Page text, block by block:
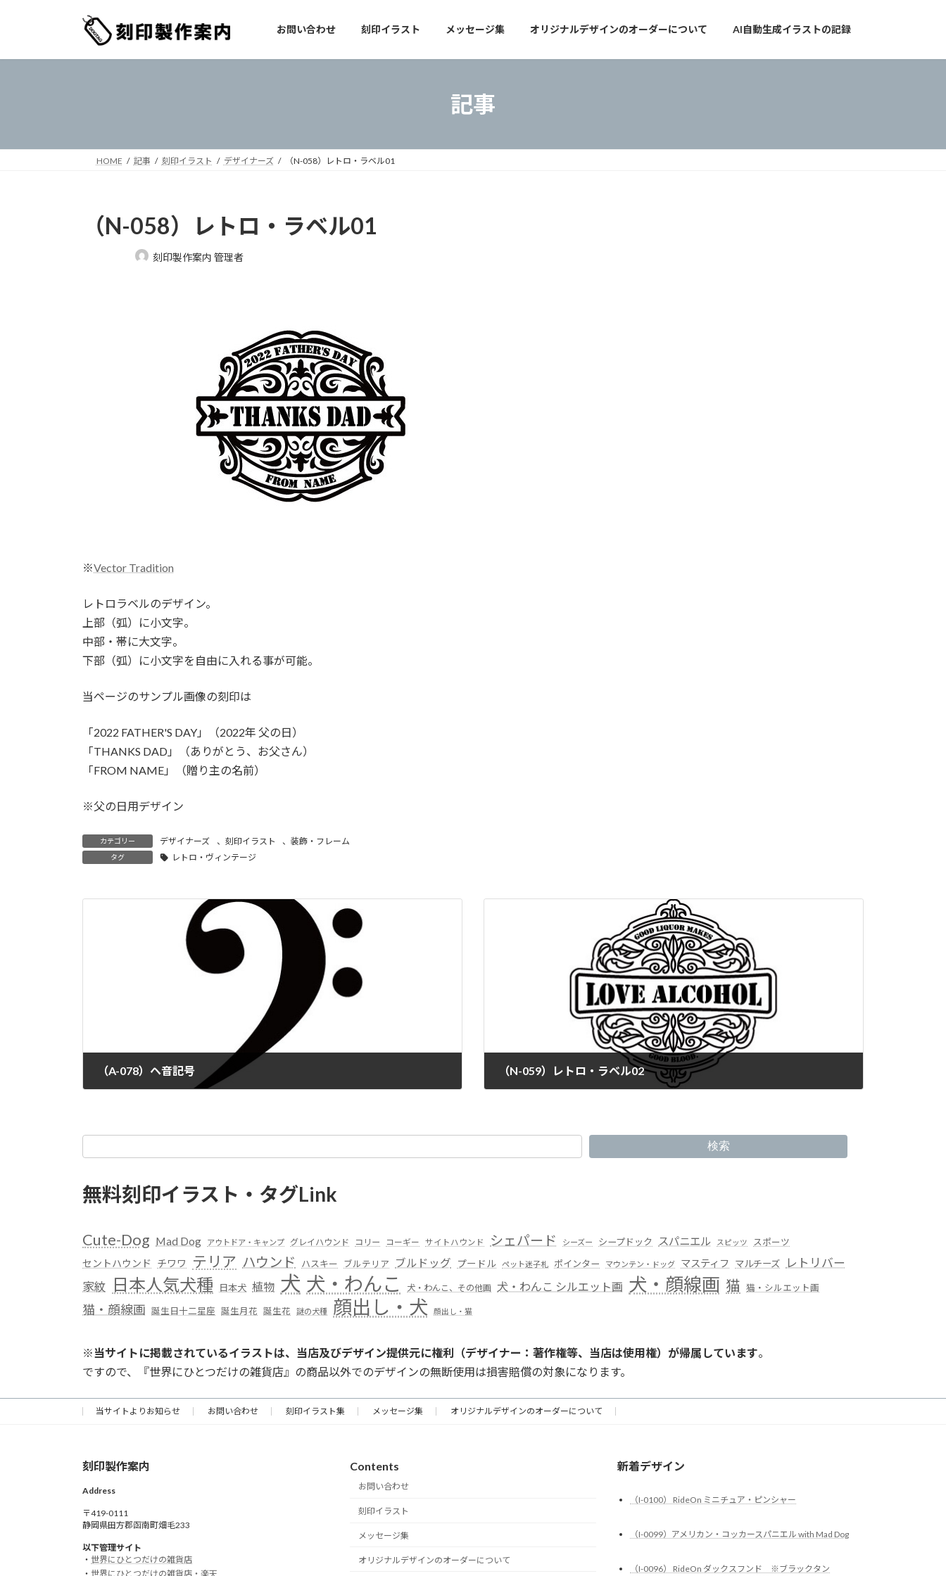
ン
ー
お問い合わせ 刻印イラスト メッセージ集 オリジナルデザインのオーダーについて AI自動生成イラストの記録
記事
HOME 記事 刻印イラスト デザイナーズ （N-058）レトロ・ラベル01
（N-058）レトロ・ラベル01
最
刻印製作案内 管理者
※Vector Tradition
レトロラベルのデザイン。
上部（弧）に小文字。
中部・帯に大文字。
下部（弧）に小文字を自由に入れる事が可能。
当ページのサンプル画像の刻印は
「2022 FATHER'S DAY」（2022年 父の日）
「THANKS DAD」（ありがとう、お父さん）
「FROM NAME」（贈り主の名前）
※父の日用デザイン
カテゴリー デザイナーズ 、 刻印イラスト 、装飾・フレーム
タグ レトロ・ヴィンテージ
（A-078）ヘ音記号 （N-059）レトロ・ラベル02
検索
無料刻印イラスト・タグLink
Cute-Dog Mad Dog アウトドア・キャンプ グレイハウンド コリー コーギー サイトハウンド シェパード シーズー シープドック スパニエル スピッツ スポーツ
セントハウンド チワワ テリア ハウンド ハスキー ブルテリア ブルドッグ プードル ペット迷子札 ポインター マウンテン・ドッグ マスティフ マルチーズ レトリバー
家紋 日本人気犬種 日本犬 植物 犬 犬・わんこ 犬・わんこ、その他画 犬・わんこ シルエット画 犬・顔線画 猫 猫・シルエット画
猫・顔線画 誕生日十二星座 誕生月花 誕生花 謎の犬種 顔出し・犬 顔出し・猫
※ 当サイトに掲載されているイラストは、当店及びデザイン提供元に権利（デザイナー：著作権等、当店は使用権）が帰属しています。
ですので、『世界にひとつだけの雑貨店』の商品以外でのデザインの無断使用は損害賠償の対象になります。
当サイトよりお知らせ お問い合わせ 刻印イラスト集 メッセージ集 オリジナルデザインのオーダーについて
刻印製作案内
Address
〒419-0111
静岡県田方郡函南町畑毛233
以下管理サイト
・ 世界にひとつだけの雑貨店
・ 世界にひとつだけの雑貨店・楽天
Contents
お問い合わせ
刻印イラスト
メッセージ集
オリジナルデザインのオーダーについて
新着デザイン
（I-0100） RideOn ミニチュア・ピンシャー
（I-0099）アメリカン・コッカースパニエル with Mad Dog
（I-0096） RideOn ダックスフンド ※ブラックタン